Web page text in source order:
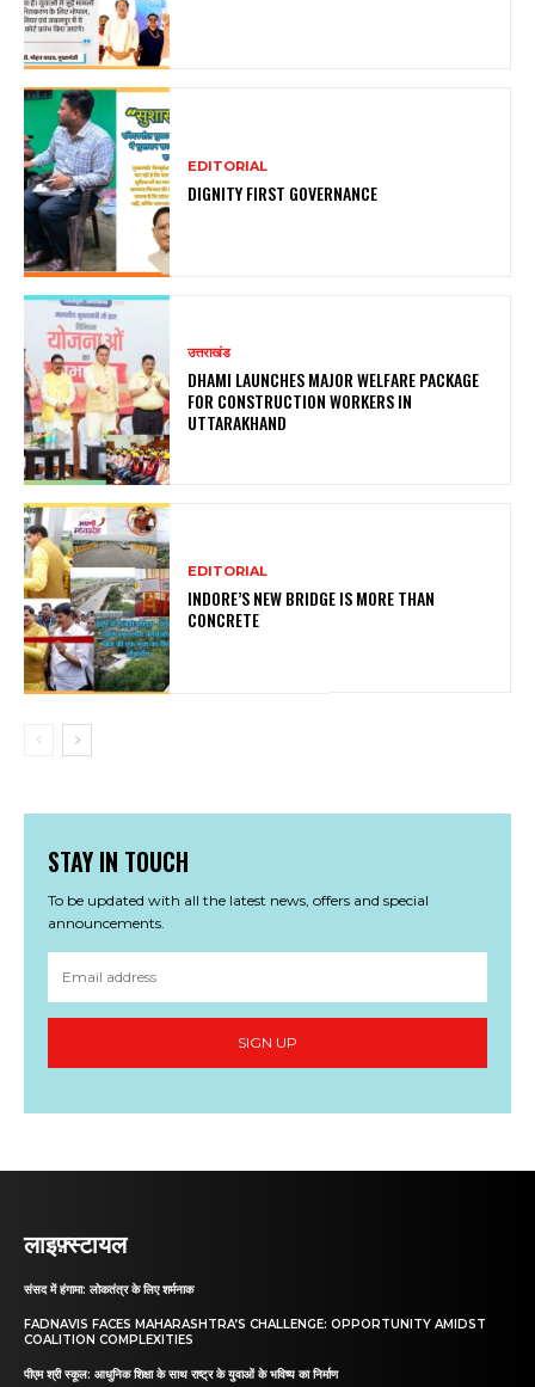
EDITORIAL
DIGNITY FIRST GOVERNANCE
उत्तराखंड
DHAMI LAUNCHES MAJOR WELFARE PACKAGE
FOR CONSTRUCTION WORKERS IN
UTTARAKHAND
EDITORIAL
INDORE’S NEW BRIDGE IS MORE THAN
CONCRETE
STAY IN TOUCH
To be updated with all the latest news, offers and special
announcements.
SIGN UP
लाइफ़्स्टायल
संसद में हंगामा: लोकतंत्र के लिए शर्मनाक
FADNAVIS FACES MAHARASHTRA’S CHALLENGE: OPPORTUNITY AMIDST
COALITION COMPLEXITIES
पीएम श्री स्कूल: आधुनिक शिक्षा के साथ राष्ट्र के युवाओं के भविष्य का निर्माण